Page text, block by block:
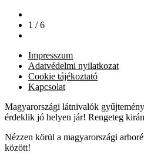
1 / 6
Impresszum
Adatvédelmi nyilatkozat
Cookie tájékoztató
Kapcsolat
Magyarországi látnivalók
érdeklik jó helyen jár! Rengeteg
Nézzen körül a magyarországi
között!